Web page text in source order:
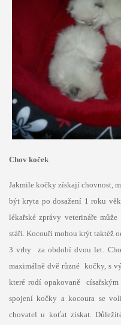
Chov koček
Jakmile kočky získají chovnost,
být kryta po dosažení 1 roku
lékařské zprávy veterináře
stáří. Kocouři mohou krýt taktéž
3 vrhy za období dvou let.
maximálně dvě různé kočky, s
které rodí opakovaně
spojení kočky a kocoura se
chovatel u koťat získat.